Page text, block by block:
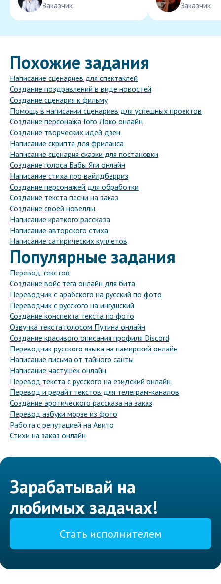
Заказчик Заказчик
Похожие задания
Написание сценариев для спектаклей
Создание поздравлений в виде новостей
Создание сценария к фильму
Помощь в написании сценариев для успешных проектов
Создание персонажа Гого Локо онлайн
Создание творческих идей дзен
Написание скрипта для фриланса
Написание сценария сказки для постановки
Создание голоса Бабы Яги онлайн
Написание стиха про вайлдберриз
Создание персонажей для обработки
Создание текста песни на заказ
Создание своей новеллы
Написание краткого рассказа
Написание авторского стиха
Написание сатирических куплетов
Популярные задания
Перевод текстов
Создание войс тега онлайн для бита
Переводчик с арабского на русский по фото
Переводчик с русского на ингушский
Создание конспекта текста по фото
Озвучка текста голосом Путина онлайн
Создание красивого описания профиля Discord
Переводчик русского языка на памирский онлайн
Написание письма от тайного санты
Написание частушек онлайн
Перевод текста с русского на езидский онлайн
Перевод и рерайт текстов для телеграм-каналов
Создание эротического рассказа на заказ
Перевод азбуки морзе из фото
Работа с репутацией на Авито
Стихи на заказ онлайн
Зарабатывай на
любимых задачах!
Стать исполнителем